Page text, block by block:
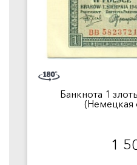
Банкнота 1
(Немецкая
1